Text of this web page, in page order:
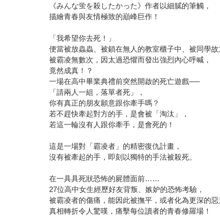
《みんな蛍を殺したかった》作者以細膩的筆觸，
描繪青春與友情極致的巔峰巨作！
「我希望你去死！」
便當被放蟲蟲、被鎖在無人的教室櫃子中、被同學
被霸凌無數次，因太過恐懼而發出強烈內心呼喊，
竟然成真！？
一場在高中畢業典禮前突然開啟的死亡遊戲──
「請兩人一組，落單者死」，
你有真正的朋友願意跟你牽手嗎？
若不趕快牽起對方的手，是會被「淘汰」，
若這一輪沒有人跟你牽手，是會死的！
這是一場對「霸凌者」的精密復仇計畫，
沒有被牽起的手，即刻以獨特的手法被殺死。
在一具具死狀恐怖的屍體面前……
27位高中女生經歷好友背叛、嫉妒的恐怖考驗，
被霸凌者的傷痛，能因此被撫平，或者化為更深的惡
真相轉折令人驚嘆，痛擊每位讀者的青春修羅場！